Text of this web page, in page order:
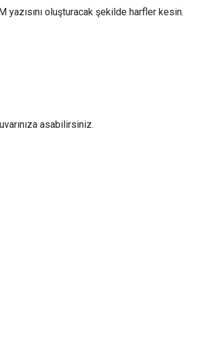
yazısını oluşturacak şekilde harfler kesin.
asabilirsiniz.